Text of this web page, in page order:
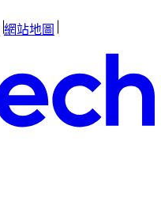
網站地圖